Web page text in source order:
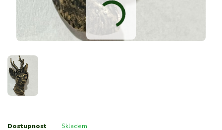
Dostupnost Skladem